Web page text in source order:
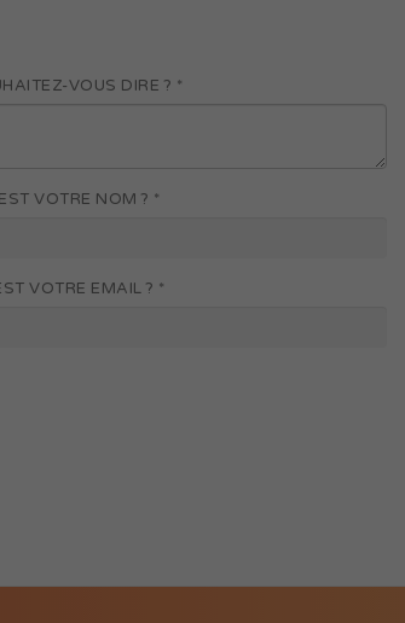
VOUS DIRE ? *
VOTRE NOM ? *
VOTRE EMAIL ? *